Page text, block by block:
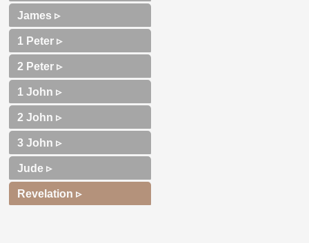
James ▹
1 Peter ▹
2 Peter ▹
1 John ▹
2 John ▹
3 John ▹
Jude ▹
Revelation ▹